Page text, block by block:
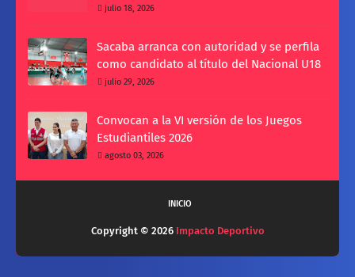
julio 18, 2026
Sacaba arranca con autoridad y se perfila
como candidato al título del Nacional U18
julio 29, 2026
Convocan a la VI versión de los Juegos
Estudiantiles 2026
agosto 03, 2026
INICIO
Copyright © 2026 Impacto Deportivo